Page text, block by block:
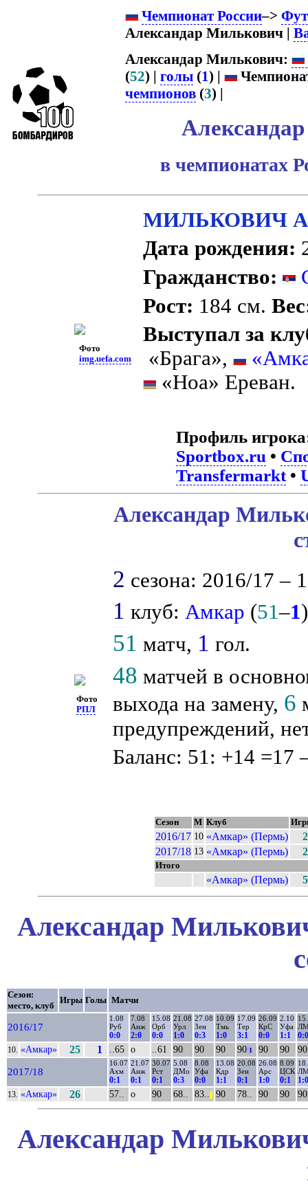
Чемпионат России–>
Александар Милькович |
Александар Милькович:
(52) | голы (1) |
чемпионов (3) |
в чемпионатах
Фото
img.uefa.com
МИЛЬКОВИЧ
Дата рождения:
Гражданство:
Рост: 184 см.
Выступал за
«Брага»,
«Ноа» Ереван.
Профиль
Sportbox.ru •
Transfermarkt•
Фото
РПЛ
Александар
2 сезона: 2016/17 –
1 клуб:Амкар (51–1
51 матч, 1 гол.
48 матчей в
выхода на замену, 6
предупреждений,
Баланс: 51: +14 =17
Сезон М Клуб
2016/17 10 «Амкар» (Пермь)
2017/18 13 «Амкар» (Пермь)
Итого
«Амкар» (Пермь)
Александар
Сезон:
место, клуб
Игры Голы Матчи
2016/17
1.08
Руб
0:0
7.08
Анж
2:0
15.08
Орб
0:0
21.08
Урл
1:0
27.08
Зен
0:3
10.09
Тмь
1:0
17.09
Тер
3:1
26.09
КрС
0:0
2.10
Уфа
1:1 0:0
10. «Амкар» 25 1 ..65 о ..61 90 90 90 90 1 90 90 90
2017/18
16.07
Ахм
0:1
21.07
Анж
0:1
30.07
Рст
0:1
5.08
ДМо
0:3
8.08
Уфа
0:0
13.08
Кдр
1:1
20.08
Зен
0:1
26.08
Арс
1:0
8.09
ЦСК
0:1 1:0
13. «Амкар» 26 57.. о 90 68.. 83.. 90 78.. 90 90 90
Александар